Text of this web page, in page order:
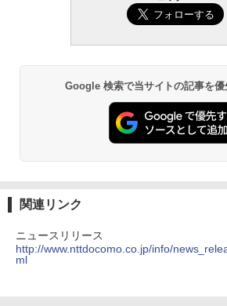
Google 検索で当サイトの記事を優
関連リンク
ニュースリリース
http://www.nttdocomo.co.jp/info/
ml